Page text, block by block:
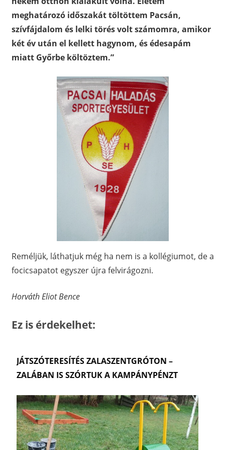
meghatározó időszakát töltöttem Pacsán,
szívfájdalom és lelki törés volt számomra, amikor
két év után el kellett hagynom, és édesapám
miatt Győrbe költöztem.”
Reméljük, láthatjuk még ha nem is a kollégiumot, de a
focicsapatot egyszer újra felvirágozni.
Horváth Eliot Bence
Ez is érdekelhet:
JÁTSZÓTERESÍTÉS ZALASZENTGRÓTON –
ZALÁBAN IS SZÓRTUK A KAMPÁNYPÉNZT